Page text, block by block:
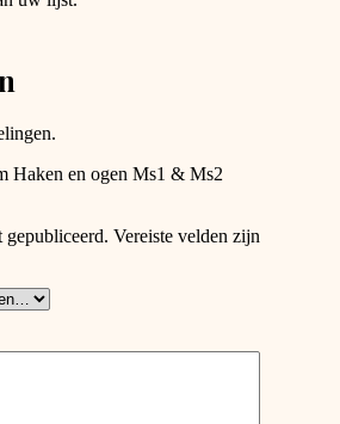
Haken en ogen Ms1 & Ms2
gepubliceerd. Vereiste velden zijn